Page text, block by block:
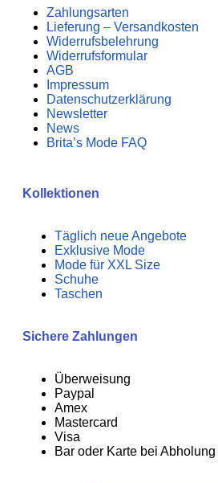
Zahlungsarten
Lieferung – Versandkosten
Widerrufsbelehrung
Widerrufsformular
AGB
Impressum
Datenschutzerklärung
Newsletter
News
Brita’s Mode FAQ
Kollektionen
Täglich neue Angebote
Exklusive Mode
Mode für XXL Size
Schuhe
Taschen
Sichere Zahlungen
Überweisung
Paypal
Amex
Mastercard
Visa
Bar oder Karte bei Abholung